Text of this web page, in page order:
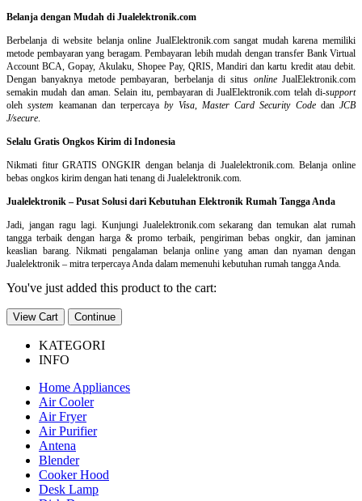
Belanja dengan Mudah di Jualelektronik.com
Berbelanja diwebsite belanja online JualElektronik.com sangat mudah karena memiliki
metode pembayaran yang beragam. Pembayaran lebih mudah dengan transfer Bank Virtual
Account BCA, Gopay, Akulaku, Shopee Pay, QRIS, Mandiri dan kartu kredit atau debit.
Dengan banyaknya metode pembayaran, berbelanja di situs onlineJualElektronik.com
semakin mudah dan aman. Selain itu, pembayaran di JualElektronik.com telah di-support
olehsystem keamanan dan terpercayaby Visa, Master Card Security Codedan JCB
J/secure.
Selalu Gratis Ongkos Kirim di Indonesia
Nikmati fitur GRATIS ONGKIR dengan belanja di Jualelektronik.com. Belanja online
bebas ongkos kirim dengan hati tenang di Jualelektronik.com.
Jualelektronik – Pusat Solusi dari Kebutuhan Elektronik Rumah Tangga Anda
Jadi, jangan ragu lagi. Kunjungi Jualelektronik.com sekarang dan temukan alat rumah
tangga terbaik dengan harga & promo terbaik, pengiriman bebas ongkir, dan jaminan
keaslian barang. Nikmati pengalaman belanja online yang aman dan nyaman dengan
Jualelektronik – mitra terpercaya Anda dalam memenuhi kebutuhan rumah tangga Anda.
You've just added this product to the cart:
View Cart Continue
KATEGORI
INFO
Home Appliances
Air Cooler
Air Fryer
Air Purifier
Antena
Blender
Cooker Hood
Desk Lamp